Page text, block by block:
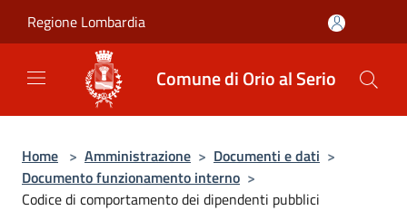
Regione Lombardia
Comune di Orio al Serio
Home > Amministrazione > Documenti e dati >
Documento funzionamento interno >
Codice di comportamento dei dipendenti pubblici